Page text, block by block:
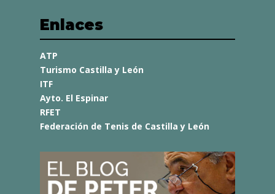
Enlaces
ATP
Turismo Castilla y León
ITF
Ayto. El Espinar
RFET
Federación de Tenis de Castilla y León